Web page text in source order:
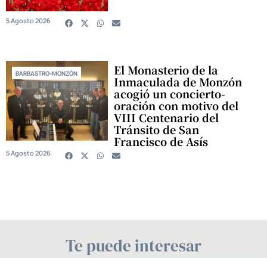
5 Agosto 2026
BARBASTRO-MONZÓN El Monasterio de la
Inmaculada de Monzón
acogió un concierto-
oración con motivo del
VIII Centenario del
Tránsito de San
Francisco de Asís
5 Agosto 2026
Te puede interesar